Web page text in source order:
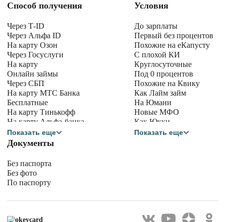
Способ получения
Через Т-ID
Через Альфа ID
На карту Озон
Через Госуслуги
На карту
Онлайн займы
Через СБП
На карту МТС Банка
Бесплатные
На карту Тинькофф
На карту Альфа-банка
На карту Сбербанка
На карту Халва
На карту МИР
В долг на карту
Сбербанка
Показать еще
Условия
До зарплаты
Первый без процентов
Похожие на еКапусту
С плохой КИ
Круглосуточные
Под 0 процентов
Похожие на Квику
Как Лайм займ
На Юмани
Новые МФО
Как Юкки
Как Манимен
Показать еще
Документы
Без паспорта
Без фото
По паспорту